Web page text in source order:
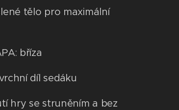
tělo pro maximální
bříza
díl sedáku
hry se struněním a bez